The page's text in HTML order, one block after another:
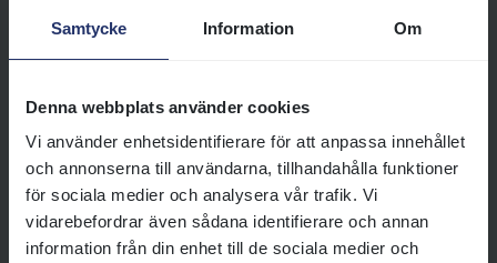
Samtycke Information Om
Denna webbplats använder cookies
Vi använder enhetsidentifierare för att anpassa innehållet
och annonserna till användarna, tillhandahålla funktioner
för sociala medier och analysera vår trafik. Vi
vidarebefordrar även sådana identifierare och annan
information från din enhet till de sociala medier och
Välja avelssto och hingst
Ingen känner till receptet för att
galopphästen, men bra
ingredienser tenderar att vara en
bra början! Inom fullblodsaveln
anses hästens härstamning vara
mycket viktig och därför läggs